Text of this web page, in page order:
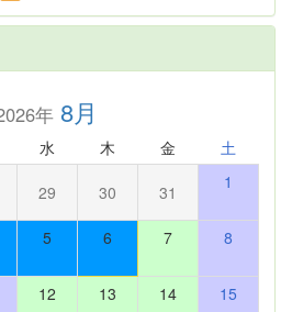
年8月
水 木 金 土
29 30 31 1
5 6 7 8
12 13 14 15